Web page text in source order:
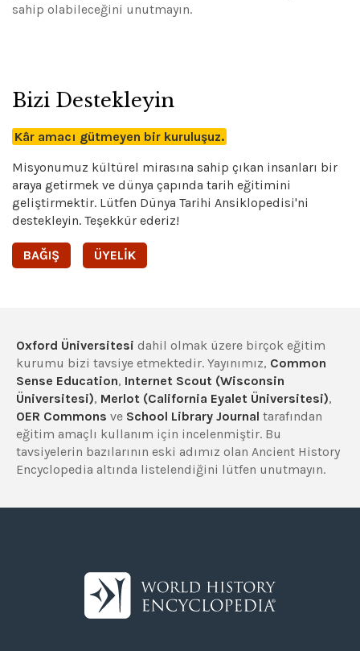
sahip olabileceğini unutmayın.
Bizi Destekleyin
Kâr amacı gütmeyen bir kuruluşuz.
Misyonumuz kültürel mirasına sahip çıkan insanları bir
araya getirmek ve dünya çapında tarih eğitimini
geliştirmektir. Lütfen Dünya Tarihi Ansiklopedisi'ni
destekleyin. Teşekkür ederiz!
BAĞIŞ ÜYELIK
Oxford Üniversitesi dahil olmak üzere birçok eğitim
kurumu bizi tavsiye etmektedir. Yayınımız, Common
Sense Education, Internet Scout (Wisconsin
Üniversitesi), Merlot (California Eyalet Üniversitesi),
OER Commons ve School Library Journal tarafından
eğitim amaçlı kullanım için incelenmiştir. Bu
tavsiyelerin bazılarının eski adımız olan Ancient History
Encyclopedia altında listelendiğini lütfen unutmayın.